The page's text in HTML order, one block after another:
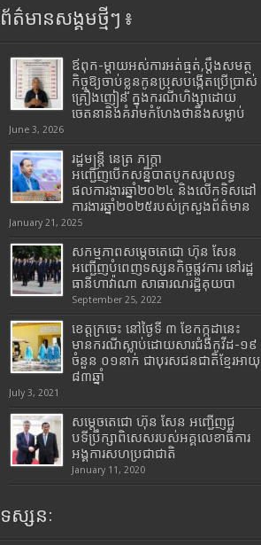
ព័ត៌មានសង្គមថ្មីៗ ៖
ឪពុក-ម្ដាយអស់ការអត់ធ្មត់,ប្ដឹងសមត្ថ
កិច្ចឱ្យចាប់ខ្លួនកូនប្រុសបង្កើតប្រើប្រាស់
គ្រឿងញៀន ក្នុងករណីហិង្សាដោយ
ចេតនានិងគំរាមកំហែងថានឹងសម្លាប់
June 3, 2026
រដ្ឋមន្រ្តី​ នេត្រ​ ភក្ត្រា​
អញ្ជើញបើកសន្និបាតបូកសរុបលទ្ធ
ផលការងារឆ្នាំ២០២៤ និងលើកទិសដៅ
ការងារឆ្នាំ២០២៥របស់​ក្រសួង​ព័ត៌មាន​
January 21, 2025
សកម្មភាពសម្តេចតេជោ ហ៊ុន សែន
អញ្ជើញបំពេញទស្សនកិច្ចផ្លូវការ នៅរដ្ឋ
ធានីហាវ៉ាណា សាធារណរដ្ឋគុយបា
September 25, 2022
ខេត្តក្រចេះ នៅថ្ងៃទី ៣ ខែកក្កដានេះ
មានករណីស្លាប់ដោយសារជំងឺកូវីដ-១៩
ចំនួន ០១នាក់ ជាបុរសជនជាតិខ្មែរអាយុ
៨៣ឆ្នាំ
July 3, 2021
សម្តេចតេជោ ហ៊ុន សែន អញ្ជើញជួ
បទីប្រឹក្សាពិសេសរបស់អគ្គលេខាធិការ
អង្គការសហប្រជាជាតិ
January 11, 2020
ទស្សនៈ